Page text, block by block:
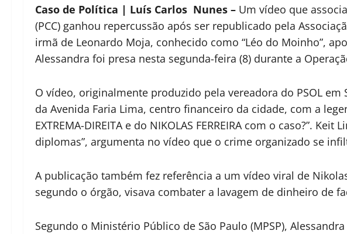
Caso de Política | Luís Carlos Nunes – Um vídeo que
(PCC) ganhou repercussão após ser republicado pela
irmã de Leonardo Moja, conhecido como “Léo do Moinho”,
Alessandra foi presa nesta segunda-feira (8) durante a
O vídeo, originalmente produzido pela vereadora do PSOL
da Avenida Faria Lima, centro financeiro da cidade, com a
EXTREMA-DIREITA e do NIKOLAS FERREIRA com o caso?”.
diplomas”, argumenta no vídeo que o crime organizado se
A publicação também fez referência a um vídeo viral de
segundo o órgão, visava combater a lavagem de dinheiro de
Segundo o Ministério Público de São Paulo (MPSP),